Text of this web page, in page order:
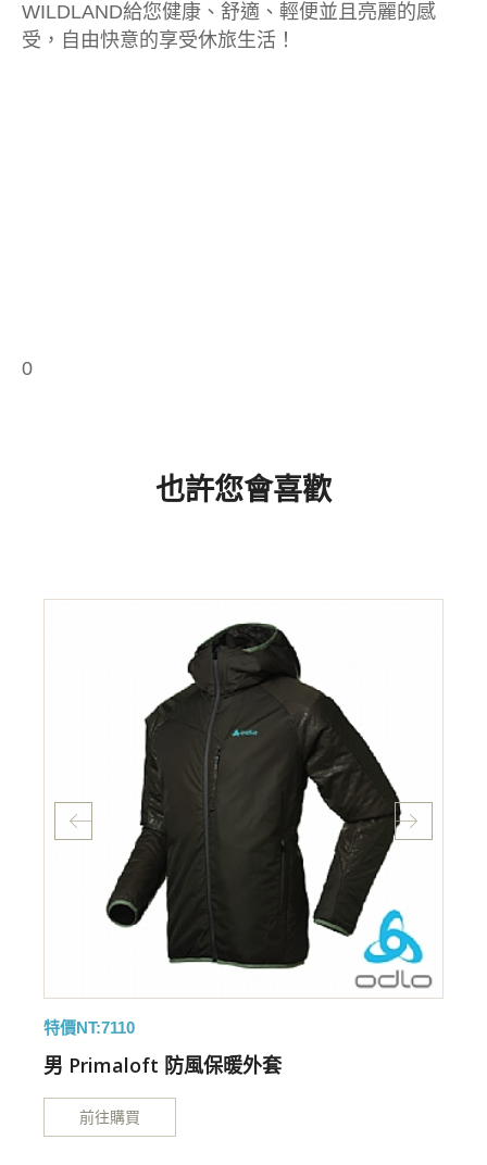
WILDLAND給您健康、舒適、輕便並且亮麗的感
受，自由快意的享受休旅生活！
0
也許您會喜歡
特價NT:7110
男 Primaloft 防風保暖外套
前往購買